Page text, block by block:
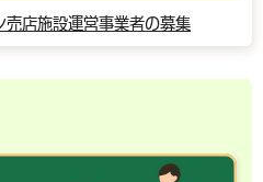
売店施設運営事業者の募集